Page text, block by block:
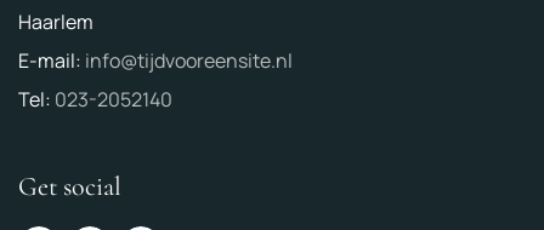
Haarlem
E-mail: info@tijdvooreensite.nl
Tel: 023-2052140
Get social